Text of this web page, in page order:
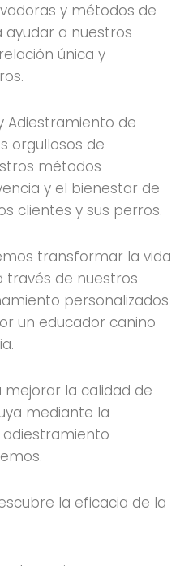
y métodos de
a nuestros
única y
Adiestramiento de
orgullosos de
métodos
y el bienestar de
clientes y sus perros.
transformar la vida
través de nuestros
personalizados
un educador canino
la calidad de
mediante la
adiestramiento
la eficacia de la